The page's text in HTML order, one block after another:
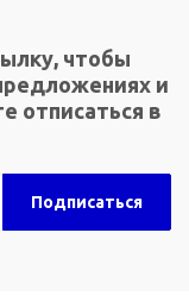
чтобы
и
отписаться в